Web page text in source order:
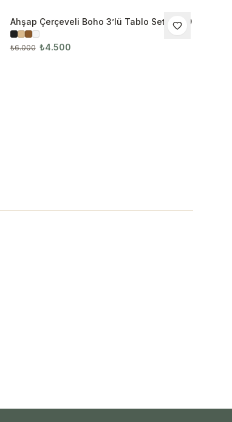
İNDIRIM
Ahşap Çerçeveli Boho 3’lü Tablo Seti 3089
₺6.000 ₺4.500